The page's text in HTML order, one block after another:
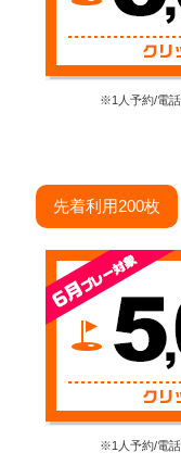
※1人予約/電
先着利用200枚
※1人予約/電